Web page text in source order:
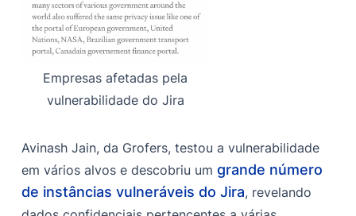
Empresas afetadas pela
vulnerabilidade do Jira
Avinash Jain, da Grofers, testou a vulnerabilidade
em vários alvos e descobriu umgrande número
de instâncias vulneráveis do Jira, revelando